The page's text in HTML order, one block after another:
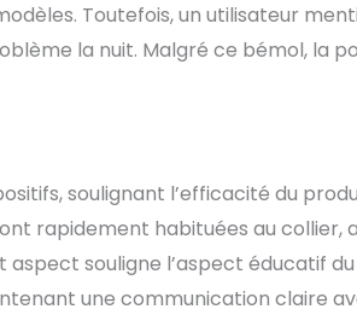
Toutefois, un utilisateur
la nuit. Malgré ce bémol, la
soulignant l’efficacité du
rapidement habituées au collier,
souligne l’aspect éducatif
une communication claire